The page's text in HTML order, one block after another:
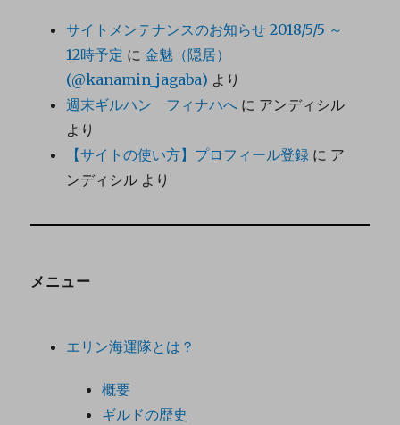
サイトメンテナンスのお知らせ 2018/5/5 ～
12時予定 に金魅（隠居）
(@kanamin_jagaba) より
週末ギルハン フィナハへ に アンディシル
より
【サイトの使い方】プロフィール登録 に ア
ンディシル より
メニュー
エリン海運隊とは？
概要
ギルドの歴史